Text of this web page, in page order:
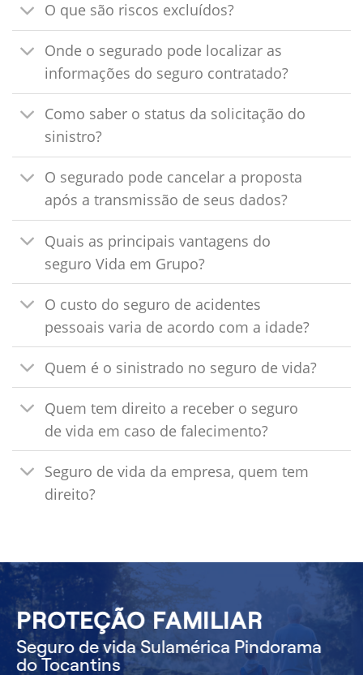
O que são riscos excluídos?
Onde o segurado pode localizar as
informações do seguro contratado?
Como saber o status da solicitação do
sinistro?
O segurado pode cancelar a proposta
após a transmissão de seus dados?
Quais as principais vantagens do
seguro Vida em Grupo?
O custo do seguro de acidentes
pessoais varia de acordo com a idade?
Quem é o sinistrado no seguro de vida?
Quem tem direito a receber o seguro
de vida em caso de falecimento?
Seguro de vida da empresa, quem tem
direito?
PROTEÇÃO FAMILIAR
Seguro de vida Sulamérica Pindorama
do Tocantins